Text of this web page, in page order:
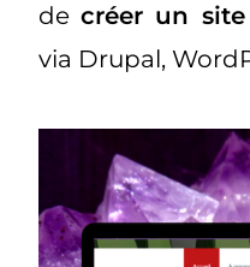
decréer un
via Drupal,